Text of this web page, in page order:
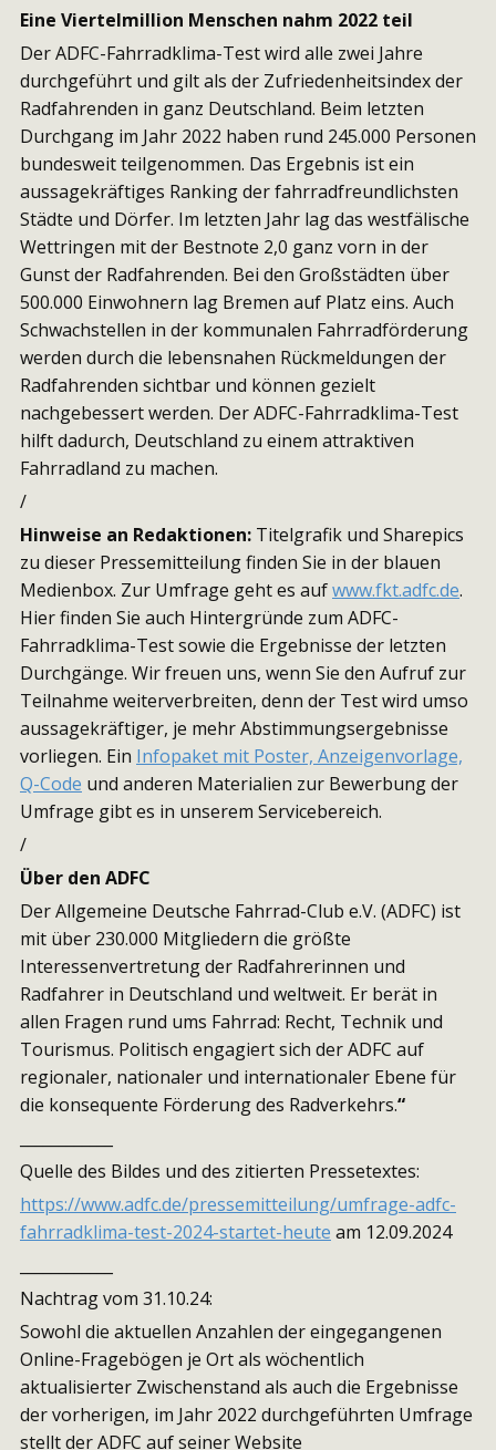
Eine Viertelmillion Menschen nahm 2022 teil
Der ADFC-Fahrradklima-Test wird alle zwei Jahre
durchgeführt und gilt als der Zufriedenheitsindex der
Radfahrenden in ganz Deutschland. Beim letzten
Durchgang im Jahr 2022 haben rund 245.000 Personen
bundesweit teilgenommen. Das Ergebnis ist ein
aussagekräftiges Ranking der fahrradfreundlichsten
Städte und Dörfer. Im letzten Jahr lag das westfälische
Wettringen mit der Bestnote 2,0 ganz vorn in der
Gunst der Radfahrenden. Bei den Großstädten über
500.000 Einwohnern lag Bremen auf Platz eins. Auch
Schwachstellen in der kommunalen Fahrradförderung
werden durch die lebensnahen Rückmeldungen der
Radfahrenden sichtbar und können gezielt
nachgebessert werden. Der ADFC-Fahrradklima-Test
hilft dadurch, Deutschland zu einem attraktiven
Fahrradland zu machen.
/
Hinweise an Redaktionen: Titelgrafik und Sharepics
zu dieser Pressemitteilung finden Sie in der blauen
Medienbox. Zur Umfrage geht es aufwww.fkt.adfc.de.
Hier finden Sie auch Hintergründe zum ADFC-
Fahrradklima-Test sowie die Ergebnisse der letzten
Durchgänge. Wir freuen uns, wenn Sie den Aufruf zur
Teilnahme weiterverbreiten, denn der Test wird umso
aussagekräftiger, je mehr Abstimmungsergebnisse
vorliegen. Ein Infopaket mit Poster, Anzeigenvorlage,
Q-Code und anderen Materialien zur Bewerbung der
Umfrage gibt es in unserem Servicebereich.
/
Über den ADFC
Der Allgemeine Deutsche Fahrrad-Club e.V. (ADFC) ist
mit über 230.000 Mitgliedern die größte
Interessenvertretung der Radfahrerinnen und
Radfahrer in Deutschland und weltweit. Er berät in
allen Fragen rund ums Fahrrad: Recht, Technik und
Tourismus. Politisch engagiert sich der ADFC auf
regionaler, nationaler und internationaler Ebene für
die konsequente Förderung des Radverkehrs.“
Quelle des Bildes und des zitierten Pressetextes:
https://www.adfc.de/pressemitteilung/umfrage-adfc-
fahrradklima-test-2024-startet-heute am 12.09.2024
Nachtrag vom 31.10.24:
Sowohl die aktuellen Anzahlen der eingegangenen
Online-Fragebögen je Ort als wöchentlich
aktualisierter Zwischenstand als auch die Ergebnisse
der vorherigen, im Jahr 2022 durchgeführten Umfrage
stellt der ADFC auf seiner Website